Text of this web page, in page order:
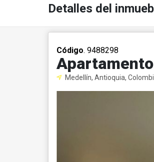
Detalles del
Código. 9488298
Medellín, Antioquia,